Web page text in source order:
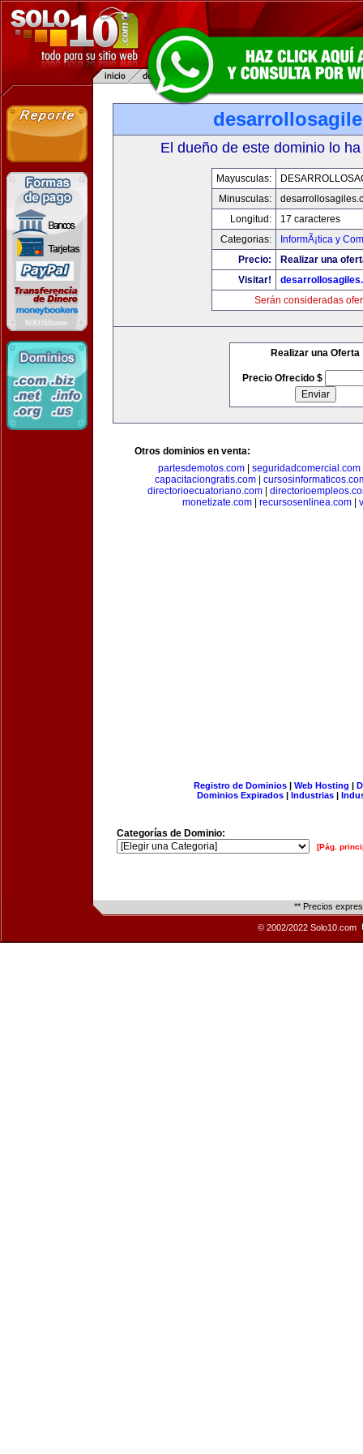
El dueño de este dominio lo
Mayusculas:
Minusculas:
Longitud:
17 caracteres
Categorias:
InformÃ¡tica y
Precio:
Realizar una
Visitar!
Serán consideradas
Realizar una Oferta
Precio Ofrecido $
Otros dominios en venta:
partesdemotos.com| seguridadcomercial.com
capacitaciongratis.com|
directorioecuatoriano.com
monetizate.com
recursosenlinea.com
Registro de Dominios| Web Hosting |
Dominios Expirados | Industrias |
Categorías de Dominio:
[Pág.
** Precios
© 2002/2022 Solo10.com